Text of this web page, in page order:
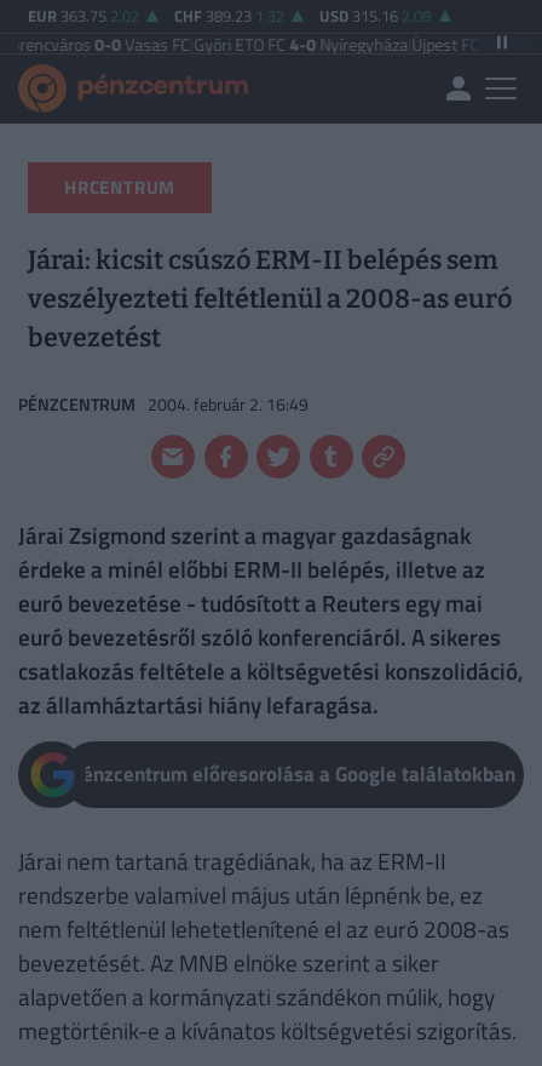
EUR 363.75 2.02 CHF 389.23 1.32 USD 315.16 2.08
0-0Vasas FC|Győri ETO FC4-0Nyíregyháza|Újpest FC4-2Debreceni
HRCENTRUM
Járai: kicsit csúszó ERM-II belépés sem
veszélyezteti feltétlenül a 2008-as euró
bevezetést
PÉNZCENTRUM 2004. február 2. 16:49
Járai Zsigmond szerint a magyar gazdaságnak
érdeke a minél előbbi ERM-II belépés, illetve az
euró bevezetése - tudósított a Reuters egy mai
euró bevezetésről szóló konferenciáról. A sikeres
csatlakozás feltétele a költségvetési konszolidáció,
az államháztartási hiány lefaragása.
Pénzcentrum előresorolása a Google találatokban
Járai nem tartaná tragédiának, ha az ERM-II
rendszerbe valamivel május után lépnénk be, ez
nem feltétlenül lehetetlenítené el az euró 2008-as
bevezetését. Az MNB elnöke szerint a siker
alapvetően a kormányzati szándékon múlik, hogy
megtörténik-e a kívánatos költségvetési szigorítás.